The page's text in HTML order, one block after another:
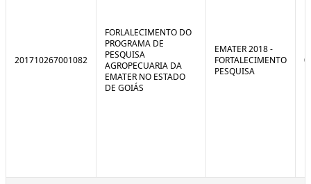
201710267001082
FORLALECIMENTO DO
PROGRAMA DE
PESQUISA
AGROPECUARIA DA
EMATER NO ESTADO
DE GOIÁS
EMATER 2018 -
FORTALECIMENTO
PESQUISA